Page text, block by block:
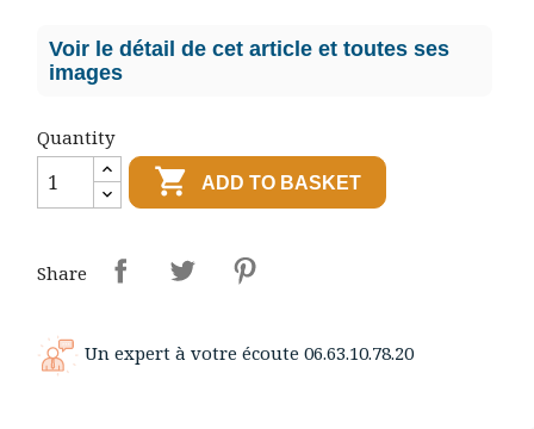
Voir le détail de cet article et toutes ses
images
Quantity
 ADD TO BASKET
Share
Un expert à votre écoute 06.63.10.78.20